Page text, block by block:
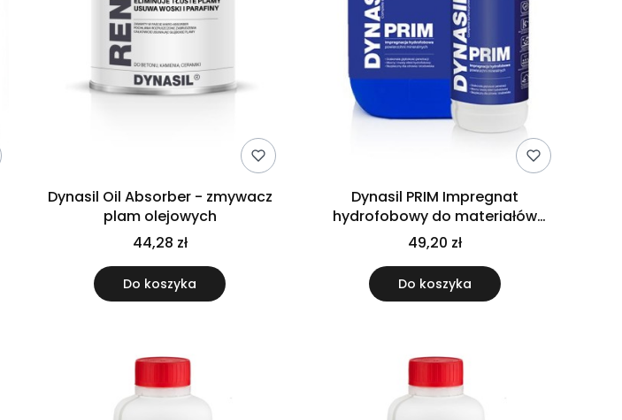
Dynasil Oil Absorber - zmywacz
plam olejowych
44,28 zł
Do koszyka
Dynasil PRIM Impregnat
hydrofobowy do materiałów
chłonnych
49,20 zł
Do koszyka